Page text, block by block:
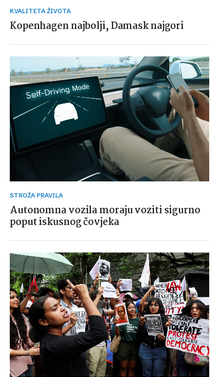
KVALITETA ŽIVOTA
Kopenhagen najbolji, Damask najgori
STROŽA PRAVILA
Autonomna vozila moraju voziti sigurno
poput iskusnog čovjeka